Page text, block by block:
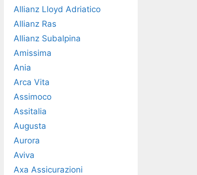
Allianz Lloyd Adriatico
Allianz Ras
Allianz Subalpina
Amissima
Ania
Arca Vita
Assimoco
Assitalia
Augusta
Aurora
Aviva
Axa Assicurazioni